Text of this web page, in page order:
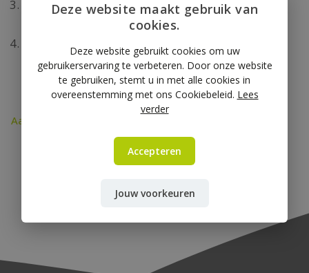
snelle en professionele montage.
efficiëntere werkdag voor jou.
Aan de slag met jouw bedrijfswagen
Deze website maakt gebruik van
cookies.
Deze website gebruikt cookies om uw
gebruikerservaring te verbeteren. Door onze website
te gebruiken, stemt u in met alle cookies in
overeenstemming met ons Cookiebeleid. Lees
verder
Accepteren
Jouw voorkeuren